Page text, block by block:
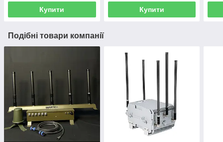
Купити Купити
Подібні товари компанії